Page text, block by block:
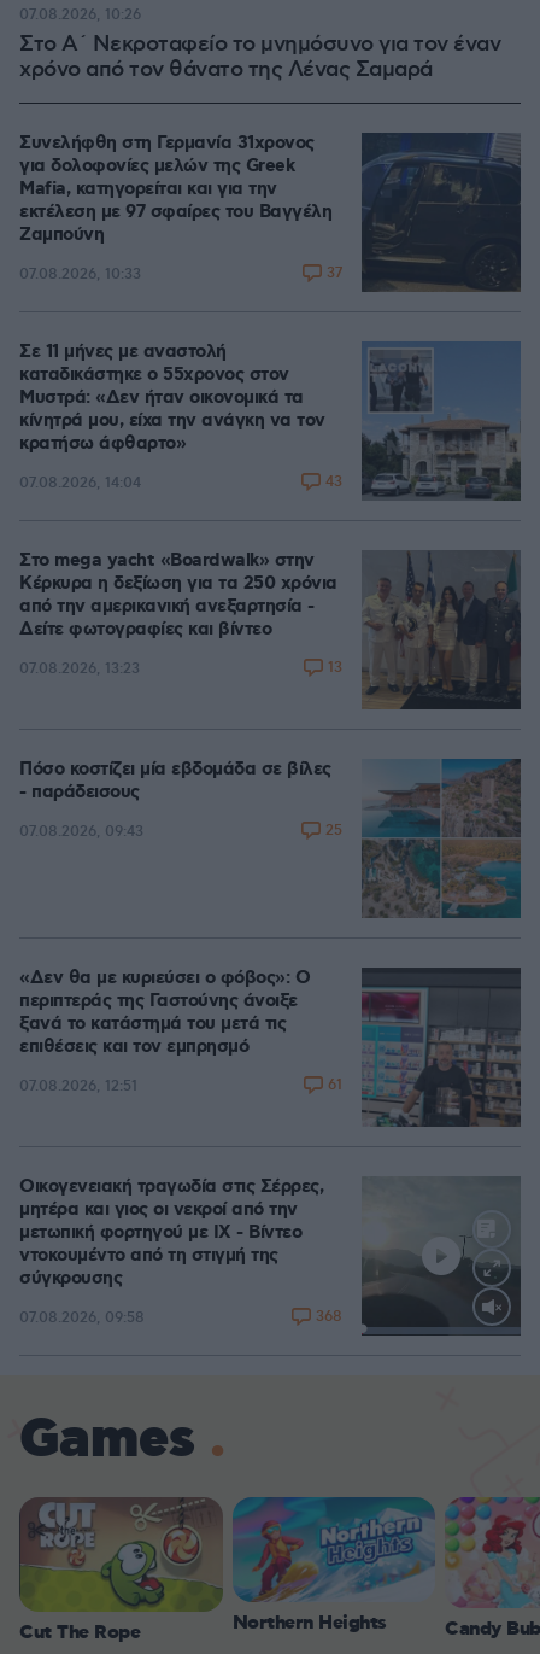
Στο Α΄ Νεκροταφείο το μνημόσυνο για τον έναν
χρόνο από τον θάνατο της Λένας Σαμαρά
07.08.2026, 10:26
Συνελήφθη στη Γερμανία 31χρονος
για δολοφονίες μελών της Greek
Mafia, κατηγορείται και για την
εκτέλεση με 97 σφαίρες του Βαγγέλη
Ζαμπούνη
07.08.2026, 10:33 37
Σε 11 μήνες με αναστολή
καταδικάστηκε ο 55χρονος στον
Μυστρά: «Δεν ήταν οικονομικά τα
κίνητρά μου, είχα την ανάγκη να τον
κρατήσω άφθαρτο»
07.08.2026, 14:04 43
Στο mega yacht «Boardwalk» στην
Κέρκυρα η δεξίωση για τα 250 χρόνια
από την αμερικανική ανεξαρτησία -
Δείτε φωτογραφίες και βίντεο
07.08.2026, 13:23 13
Πόσο κοστίζει μία εβδομάδα σε βίλες
- παράδεισους
07.08.2026, 09:43 25
«Δεν θα με κυριεύσει ο φόβος»: Ο
περιπτεράς της Γαστούνης άνοιξε
ξανά το κατάστημά του μετά τις
επιθέσεις και τον εμπρησμό
07.08.2026, 12:51 61
Loaded:
Οικογενειακή τραγωδία στις Σέρρες,
μητέρα και γιος οι νεκροί από την
μετωπική φορτηγού με ΙΧ - Βίντεο
ντοκουμέντο από τη στιγμή της
σύγκρουσης
07.08.2026, 09:58 368
Games
Cut The Rope Northern Heights Candy